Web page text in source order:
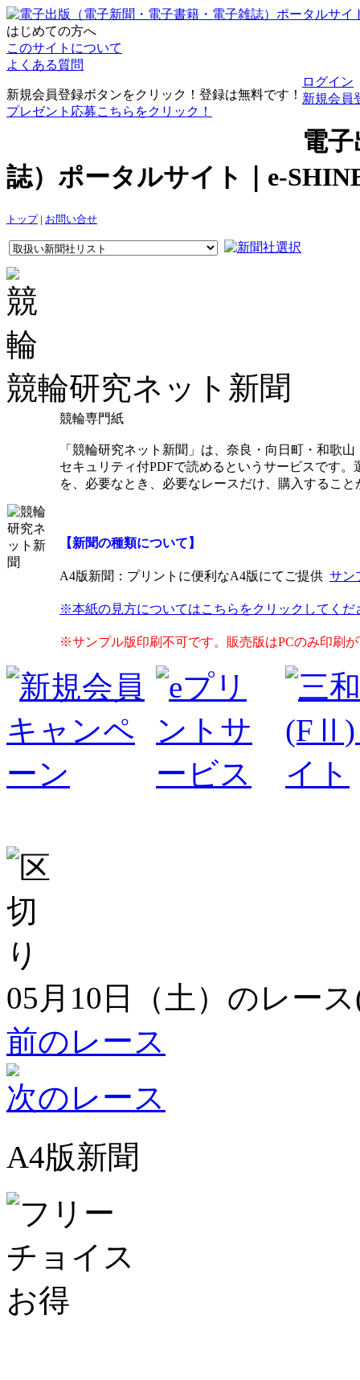
はじめての方へ
このサイトについて
よくある質問
新規会員登録ボタンをクリック！登録は無料です！
プレゼント応募こちらをクリック！
ログイン
新規会員
電
誌）ポータルサイト｜e-
トップ| お問い合せ
競輪研究ネット新聞
競輪専門紙
「競輪研究ネット新聞」は、奈良・向日町・和歌
セキュリティ付PDFで読めるというサービスです
を、必要なとき、必要なレースだけ、購入すること
【新聞の種類について】
A4版新聞 ：プリントに便利なA4版にてご提供 サン
※本紙の見方についてはこちらをクリックしてくだ
※サンプル版印刷不可です。販売版はPCのみ印刷
05月10日（土）のレー
前のレース
次のレース
A4版新聞